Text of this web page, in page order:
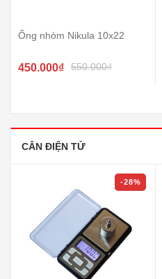
Ống nhòm Nikula 10x22
450.000₫ 550.000₫
CÂN ĐIỆN TỬ
-28%